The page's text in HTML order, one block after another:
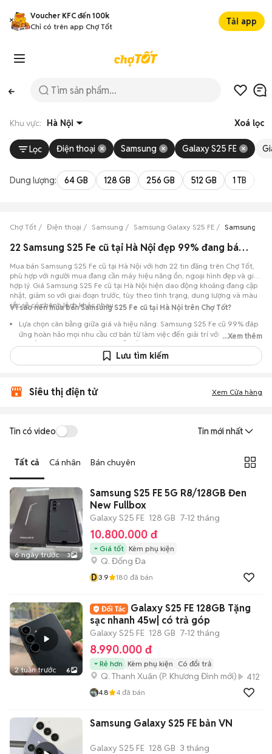
Voucher KFC đến 100k
Chỉ có trên app Chợ Tốt
Tải app
Khu vực: Hà Nội Xoá lọc
Lọc Điện thoại Samsung Galaxy S25 FE
Dung lượng: 64 GB 128 GB 256 GB 512 GB 1 TB
Chợ Tốt Điện thoại Samsung Samsung Galaxy S25 FE Samsung
22 Samsung S25 Fe cũ tại Hà Nội đẹp 99% đang bán 08/2026
Mua bán Samsung S25 Fe cũ tại Hà Nội với hơn 22 tin đăng trên Chợ Tốt,
phù hợp với người mua đang cần máy hiệu năng ổn, ngoại hình đẹp và giá
hợp lý. Giá Samsung S25 Fe cũ tại Hà Nội hiện dao động khoảng đang cập
nhật, giảm so với giai đoạn trước, tùy theo tình trạng, dung lượng và màu
sắc sẽ có chênh lệch khác nhau.
Vì sao nên mua bán Samsung S25 Fe cũ tại Hà Nội trên Chợ Tốt?
Lựa chọn cân bằng giữa giá và hiệu năng: Samsung S25 Fe cũ 99% đáp
ứng hoàn hảo mọi nhu cầu cơ bản từ làm việc đến giải trí với thời lượng
pin bền bỉ, nhưng có mức giá dễ tiếp cận hơn so với khi mới ra mắt.
Nguồn lựa chọn phong phú: Hơn 22 tin đăng tại Hà Nội, tập trung nhiều
Chủ động kiểm tra máy: Dễ dàng hẹn gặp người bán để kiểm tra ngoại
hình, màn hình và các chức năng của máy trước khi mua.
chốt nhanh khi cả hai bên đồng ý về mức giá.
...Xem thêm
Lưu tìm kiếm
Siêu thị điện tử Xem Cửa hàng
Tin có video Tin mới nhất
Tất cả Cá nhân Bán chuyên
6 ngày trước 3
Samsung S25 FE 5G R8/128GB Đen
New Fullbox
Galaxy S25 FE 128 GB 7-12 tháng
10.800.000 đ
Giá tốt Kèm phụ kiện
Q. Đống Đa
D3.9 180 đã bán
2 tuần trước 6
Galaxy S25 FE 128GB Tặng
sạc nhanh 45w| có trả góp
Galaxy S25 FE 128 GB 7-12 tháng
8.990.000 đ
Rẻ hơn Kèm phụ kiện Có đổi trả
Q. Thanh Xuân (P. Khương Đình mới) 412
4.8 4 đã bán
Samsung Galaxy S25 FE bản VN
Galaxy S25 FE 128 GB 3 tháng